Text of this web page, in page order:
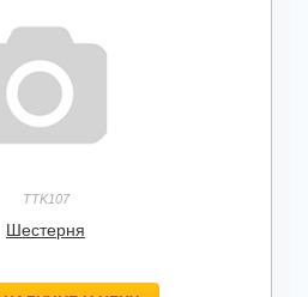
TTK107
Шестерня